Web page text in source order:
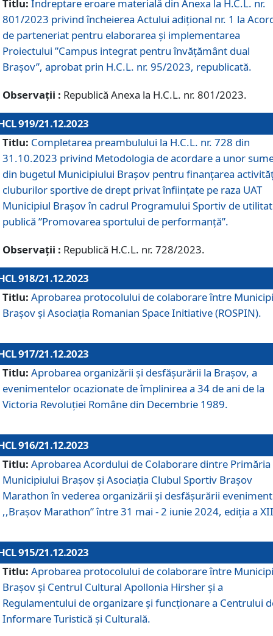
Titlu: Îndreptare eroare materială din Anexa la H.C.L. nr.
801/2023 privind încheierea Actului adițional nr. 1 la
de parteneriat pentru elaborarea și implementarea
Proiectului ”Campus integrat pentru învățământ dual
Brașov”, aprobat prin H.C.L. nr. 95/2023, republicată.
Observații : Republică Anexa la H.C.L. nr. 801/2023.
919/21.12.2023
Titlu: Completarea preambulului la H.C.L. nr. 728 din
31.10.2023 privind Metodologia de acordare a unor
din bugetul Municipiului Brașov pentru finanțarea
cluburilor sportive de drept privat înființate pe raza UAT
Municipiul Brașov în cadrul Programului Sportiv de
publică ”Promovarea sportului de performanță”.
Observații : Republică H.C.L. nr. 728/2023.
918/21.12.2023
Titlu: Aprobarea protocolului de colaborare între
Brașov și Asociația Romanian Space Initiative (ROSPIN).
917/21.12.2023
Titlu: Aprobarea organizării şi desfăşurării la Braşov, a
evenimentelor ocazionate de împlinirea a 34 de ani de la
Victoria Revoluţiei Române din Decembrie 1989.
916/21.12.2023
Titlu: Aprobarea Acordului de Colaborare dintre Primăria
Municipiului Brașov și Asociația Clubul Sportiv Brașov
Marathon în vederea organizării și desfășurării
,,Brașov Marathon” între 31 mai - 2 iunie 2024, ediția a
915/21.12.2023
Titlu: Aprobarea protocolului de colaborare între
Brașov și Centrul Cultural Apollonia Hirsher și a
Regulamentului de organizare și funcționare a Centrului
Informare Turistică și Culturală.